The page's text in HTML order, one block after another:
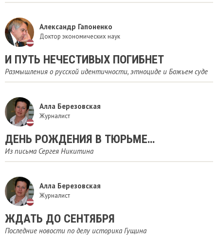
Александр Гапоненко
Доктор экономических наук
И ПУТЬ НЕЧЕСТИВЫХ ПОГИБНЕТ
Размышления о русской идентичности, этноциде и Божьем суде
Алла Березовская
Журналист
ДЕНЬ РОЖДЕНИЯ В ТЮРЬМЕ…
Из письма Сергея Никитина
Алла Березовская
Журналист
ЖДАТЬ ДО СЕНТЯБРЯ
Последние новости по делу историка Гущина